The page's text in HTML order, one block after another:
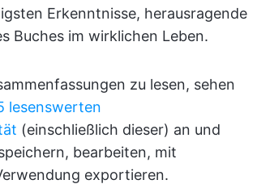
Erkenntnisse, herausragende
Buches im wirklichen Leben.
zu lesen, sehen
lesenswerten
(einschließlich dieser) an und
bearbeiten, mit
exportieren.